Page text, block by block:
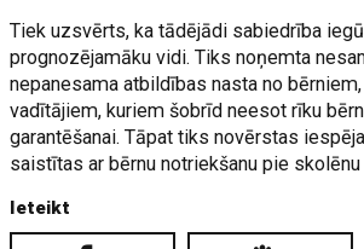
Tiek uzsvērts, ka tādējādi sabiedrība
prognozējamāku vidi. Tiks noņemta
nepanesama atbildības nasta no
vadītājiem, kuriem šobrīd neesot rīku
garantēšanai. Tāpat tiks novērstas
saistītas ar bērnu notriekšanu pie
Ieteikt